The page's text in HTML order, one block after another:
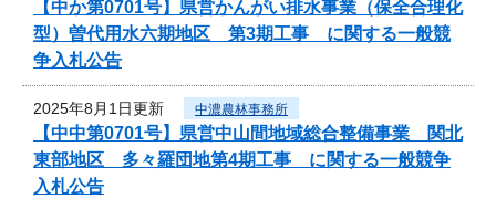
【中か第0701号】県営かんがい排水事業（保全合理化
型）曽代用水六期地区 第3期工事 に関する一般競
争入札公告
2025年8月1日更新 中濃農林事務所
【中中第0701号】県営中山間地域総合整備事業 関北
東部地区 多々羅団地第4期工事 に関する一般競争
入札公告